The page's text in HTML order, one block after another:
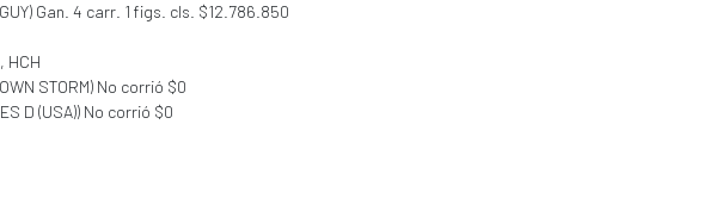
Gan. 4 carr. 1 figs. cls. $12.786.850
HCH
STORM) No corrió $0
D (USA)) No corrió $0